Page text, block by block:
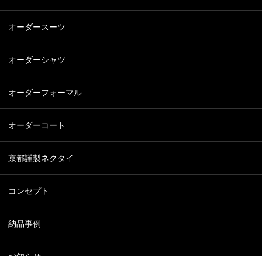
オーダースーツ
オーダーシャツ
オーダーフォーマル
オーダーコート
京都謹製ネクタイ
コンセプト
納品事例